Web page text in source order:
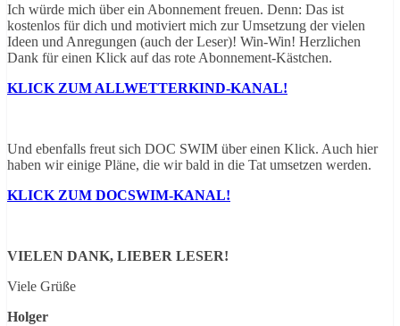
Ich würde mich über ein Abonnement freuen. Denn: Das ist
kostenlos für dich und motiviert mich zur Umsetzung der vielen
Ideen und Anregungen (auch der Leser)! Win-Win! Herzlichen
Dank für einen Klick auf das rote Abonnement-Kästchen.
KLICK ZUM ALLWETTERKIND-KANAL!
Und ebenfalls freut sich DOC SWIM über einen Klick. Auch hier
haben wir einige Pläne, die wir bald in die Tat umsetzen werden.
KLICK ZUM DOCSWIM-KANAL!
VIELEN DANK, LIEBER LESER!
Viele Grüße
Holger